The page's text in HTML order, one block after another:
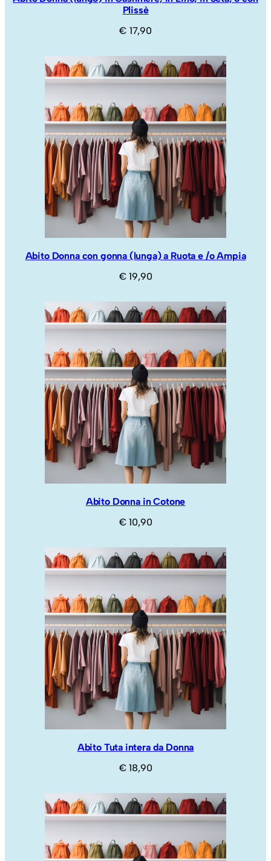
Plissè
€ 17,90
Abito Donna con gonna (lunga) a Ruota e /o Ampia
€ 19,90
Abito Donna in Cotone
€ 10,90
Abito Tuta intera da Donna
€ 18,90